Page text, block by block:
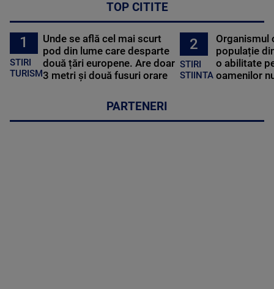
TOP CITITE
1
STIRI
TURISM
Unde se află cel mai scurt
pod din lume care desparte
două țări europene. Are doar
3 metri și două fusuri orare
2
STIRI
STIINTA
Organismul
populație
o abilitate
oamenilor
PARTENERI